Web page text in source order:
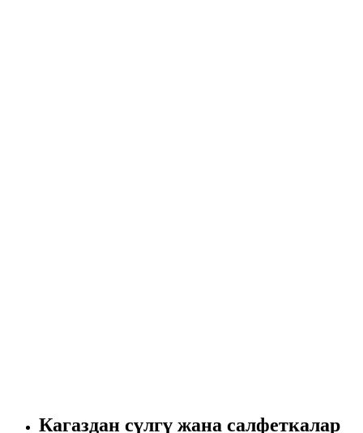
Кагаздан сүлгү жана салфеткалар